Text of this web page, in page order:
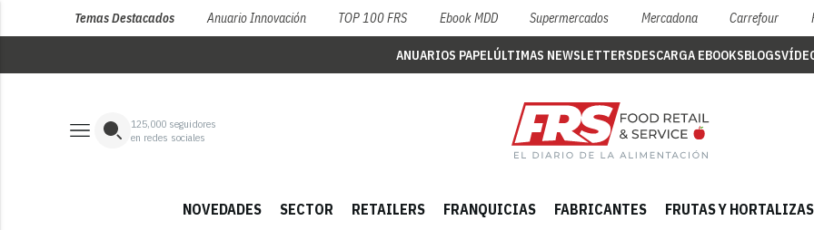
Temas Destacados Anuario Innovación TOP 100 FRS Ebook MDD Supermercados Mercadona Carrefour
ANUARIOS PAPELÚLTIMAS NEWSLETTERSDESCARGA EBOOKSBLOGS
125,000 seguidores
en redes sociales
NOVEDADES SECTOR RETAILERS FRANQUICIAS FABRICANTES FRUTAS Y HORTALIZAS